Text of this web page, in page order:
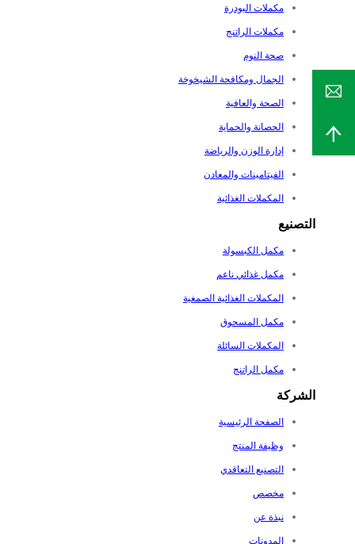
مكملات البودرة
مكملات الراتنج
صحة النوم
الجمال ومكافحة الشيخوخة
الصحة والعافية
الحصانة والحماية
إدارة الوزن والرياضة
الفيتامينات والمعادن
المكملات الغذائية
التصنيع
مكمل الكبسولة
مكمل غذائي ناعم
المكملات الغذائية الصمغية
مكمل المسحوق
المكملات السائلة
مكمل الراتنج
الشركة
الصفحة الرئيسية
وظيفة المنتج
التصنيع التعاقدي
مخصص
نبذة عن
المدونات